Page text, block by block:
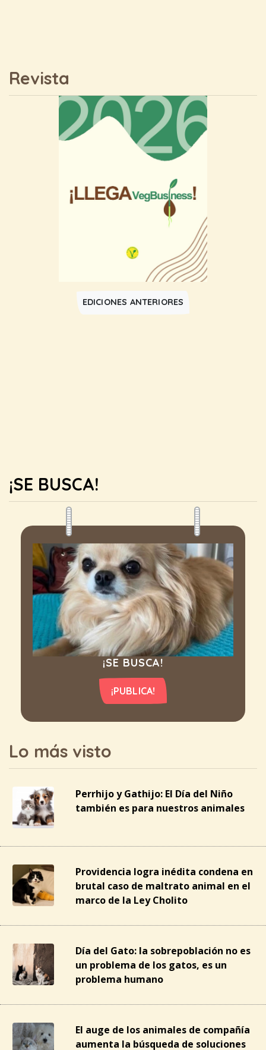
Revista
EDICIONES ANTERIORES
¡SE BUSCA!
¡SE BUSCA!
¡PUBLICA!
Lo más visto
Perrhijo y Gathijo: El Día del Niño
también es para nuestros animales
Providencia logra inédita condena en
brutal caso de maltrato animal en el
marco de la Ley Cholito
Día del Gato: la sobrepoblación no es
un problema de los gatos, es un
problema humano
El auge de los animales de compañía
aumenta la búsqueda de soluciones